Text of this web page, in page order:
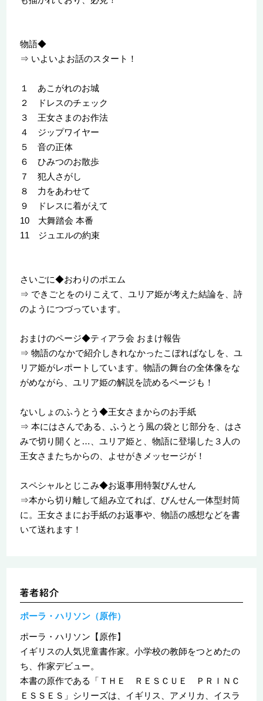
物語◆
⇒ いよいよお話のスタート！
１ あこがれのお城
２ ドレスのチェック
３ 王女さまのお作法
４ ジップワイヤー
５ 音の正体
６ ひみつのお散歩
７ 犯人さがし
８ 力をあわせて
９ ドレスに着がえて
10 大舞踏会 本番
11 ジュエルの約束
さいごに◆おわりのポエム
⇒ できごとをのりこえて、ユリア姫が考えた結論を、詩
のようにつづっています。
おまけのページ◆ティアラ会 おまけ報告
⇒ 物語のなかで紹介しきれなかったこぼればなしを、ユ
リア姫がレポートしています。物語の舞台の全体像をな
がめながら、ユリア姫の解説を読めるページも！
ないしょのふうとう◆王女さまからのお手紙
⇒ 本にはさんである、ふうとう風の袋とじ部分を、はさ
みで切り開くと…、ユリア姫と、物語に登場した３人の
王女さまたちからの、よせがきメッセージが！
スペシャルとじこみ◆お返事用特製びんせん
⇒本から切り離して組み立てれば、びんせん一体型封筒
に。王女さまにお手紙のお返事や、物語の感想などを書
いて送れます！
ポーラ・ハリソン（原作）
ポーラ・ハリソン【原作】
イギリスの人気児童書作家。小学校の教師をつとめたの
ち、作家デビュー。
本書の原作である「ＴＨＥ ＲＥＳＣＵＥ ＰＲＩＮＣ
ＥＳＳＥＳ」シリーズは、イギリス、アメリカ、イスラ